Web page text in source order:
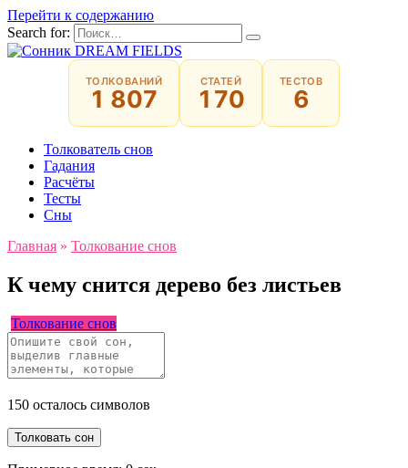
Перейти к содержанию
Search for:
ТОЛКОВАНИЙ
1 807
СТАТЕЙ
170
ТЕСТОВ
6
Толкователь снов
Гадания
Расчёты
Тесты
Сны
Главная » Толкование снов
К чему снится дерево без листьев
Толкование снов
150 осталось символов
Толковать сон